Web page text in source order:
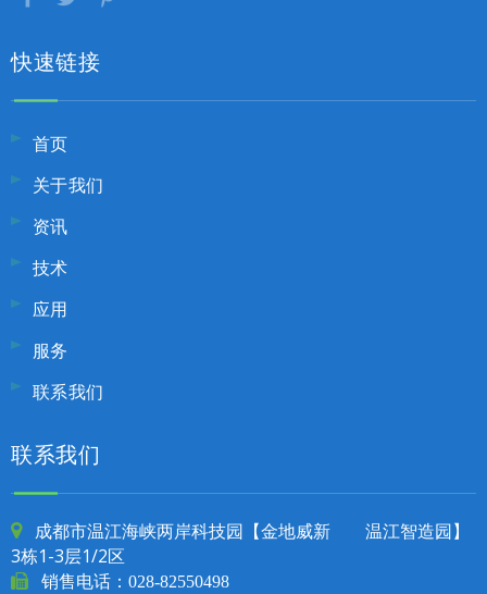
快速链接
首页
关于我们
资讯
技术
应用
服务
联系我们
联系我们

成都市温江海峡两岸科技园【金地威新 温江智造园】
3栋1-3层1/2区
 销售电话： 028-82550498